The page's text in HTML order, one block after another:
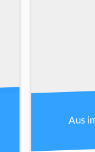
Aus